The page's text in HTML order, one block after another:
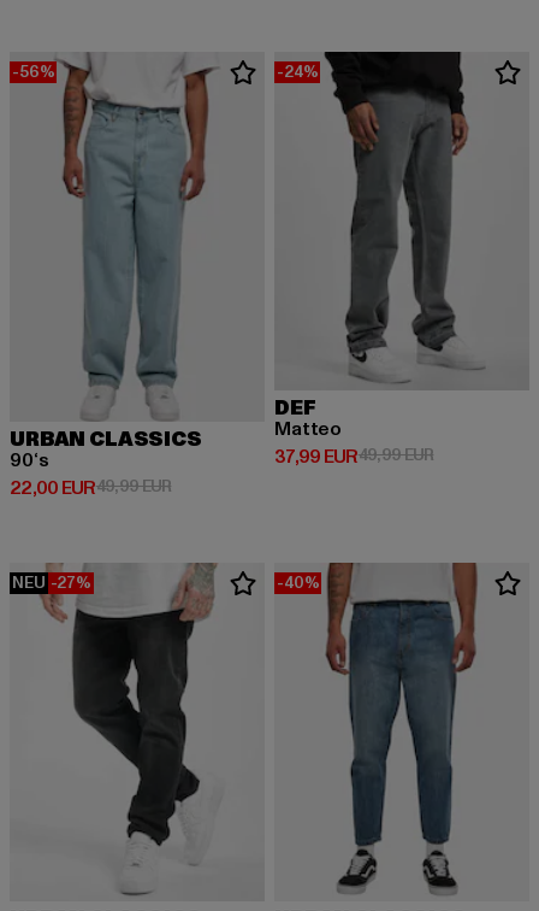
-56%
URBAN CLASSICS
90‘s
22,00 EUR
Derzeitiger Preis: 22,00 EUR
49,99 EURAktionspreis: 49,99 EUR
-24%
DEF
Matteo
37,99 EUR
Derzeitiger Preis: 37,99 EUR
49,99 EURAktionspreis:
NEU -27% -40%